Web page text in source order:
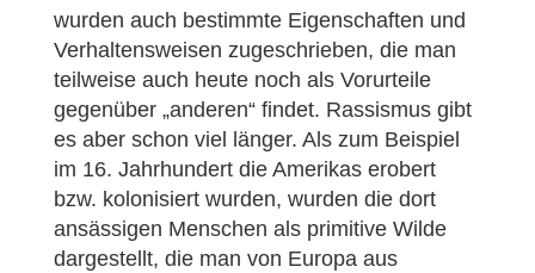
wurden auch bestimmte Eigenschaften und
Verhaltensweisen zugeschrieben, die man
teilweise auch heute noch als Vorurteile
gegenüber „anderen“ findet. Rassismus gibt
es aber schon viel länger. Als zum Beispiel
im 16. Jahrhundert die Amerikas erobert
bzw. kolonisiert wurden, wurden die dort
ansässigen Menschen als primitive Wilde
dargestellt, die man von Europa aus